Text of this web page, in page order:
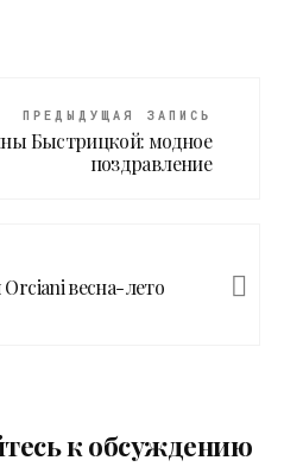
ПРЕДЫДУЩАЯ ЗАПИСЬ
Быстрицкой: модное
поздравление
весна-лето
к обсуждению